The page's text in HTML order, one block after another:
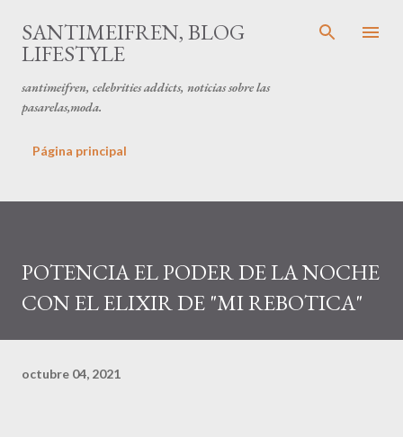
Ir al contenido principal
SANTIMEIFREN, BLOG
LIFESTYLE
santimeifren, celebrities addicts, noticias sobre las
pasarelas,moda.
Página principal
POTENCIA EL PODER DE LA NOCHE
CON EL ELIXIR DE "MI REBOTICA"
octubre 04, 2021